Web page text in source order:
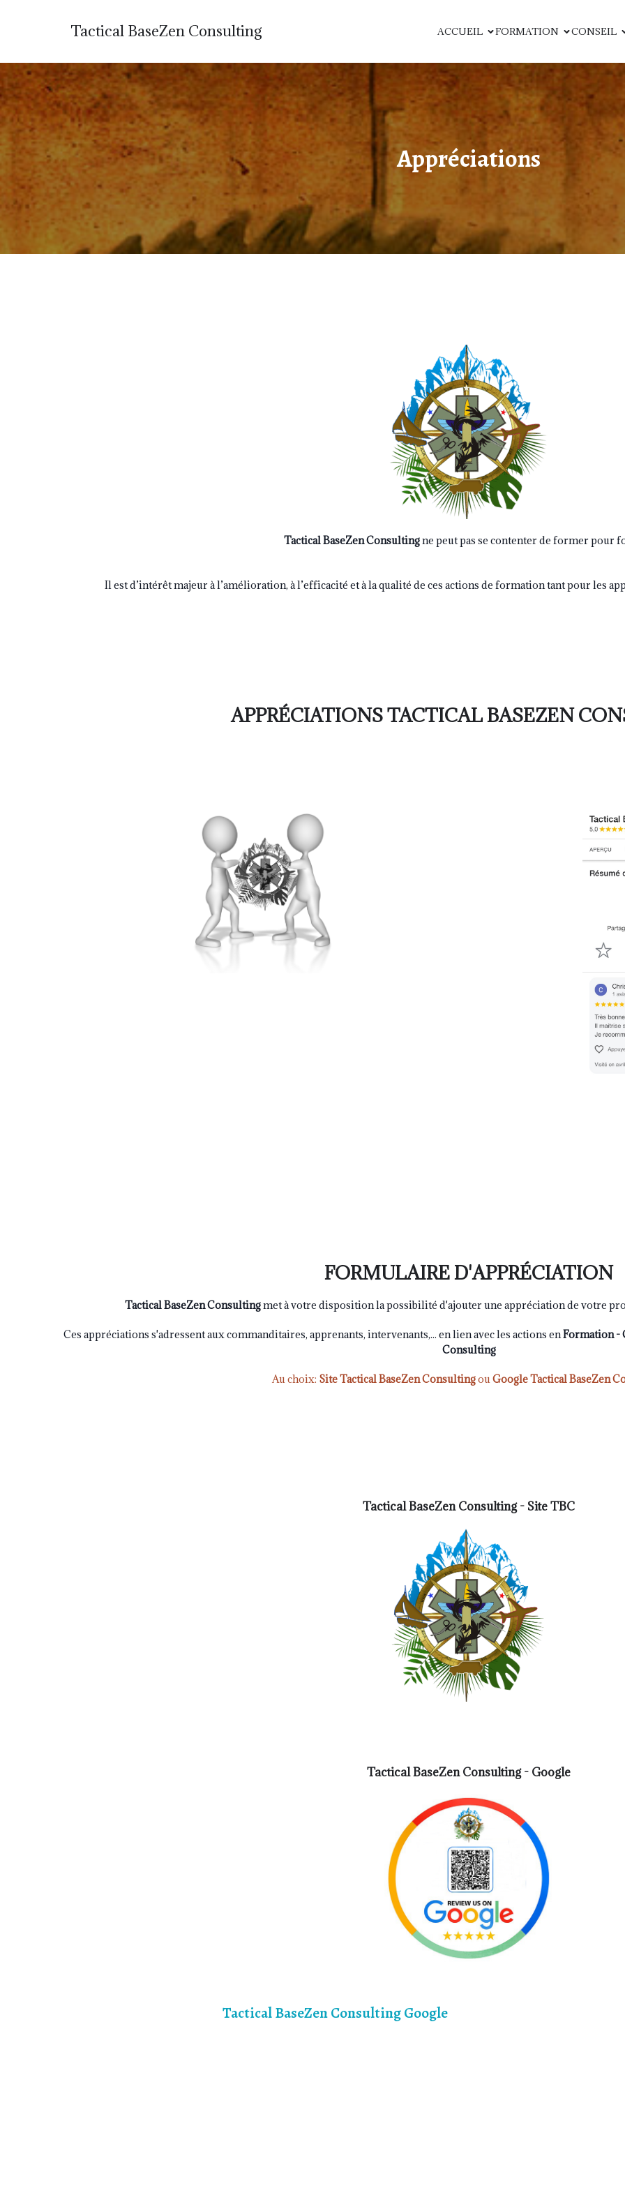
Tactical BaseZen Consulting ACCUEIL FORMATION CONSEIL
Appréciations
Tactical BaseZen Consultingne peut pas se contenter de former pour
Il est d’intérêt majeur à l’amélioration, à l’efficacité et à la qualité de ces actions de formation tant pour les
APPRÉCIATIONS TACTICAL BASEZEN
FORMULAIRE D'APPRÉCIATION
Tactical BaseZen Consultingmet à votre disposition la possibilité d'ajouter une appréciation de votre
Ces appréciations s'adressent aux commanditaires, apprenants, intervenants,... en lien avec les actions enFormation -
Consulting
Au choix: Site Tactical BaseZen ConsultingouGoogle Tactical BaseZen
Tactical BaseZen Consulting - Site TBC
Tactical BaseZen Consulting - Google
Tactical BaseZen Consulting Google